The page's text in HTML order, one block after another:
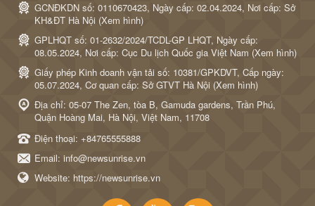
GCNĐKDN số: 0110670423, Ngày cấp: 02.04.2024, Nơi cấp: Sở
KH&ĐT Hà Nội (Xem hình)
GPLHQT số: 01-2632/2024/TCDL-GP LHQT, Ngày cấp:
08.05.2024, Nơi cấp: Cục Du lịch Quốc gia Việt Nam (Xem hình)
Giấy phép Kinh doanh vận tải số: 10381/GPKDVT, Cấp ngày:
05.07.2024, Cơ quan cấp: Sở GTVT Hà Nội (Xem hình)
Địa chỉ: 05-07 The Zen, tòa B, Gamuda gardens, Trần Phú,
Quận Hoàng Mai, Hà Nội, Việt Nam, 11708
Điện thoại: +84765555888
Email: info@newsunrise.vn
Website: https://newsunrise.vn